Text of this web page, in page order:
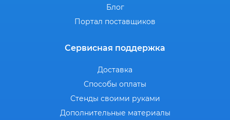
Блог
Портал поставщиков
Сервисная поддержка
Доставка
Способы оплаты
Стенды своими руками
Дополнительные материалы